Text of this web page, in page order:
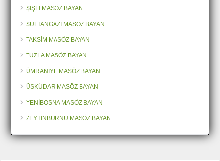
ŞİŞLİ MASÖZ BAYAN
SULTANGAZİ MASÖZ BAYAN
TAKSİM MASÖZ BAYAN
TUZLA MASÖZ BAYAN
ÜMRANİYE MASÖZ BAYAN
ÜSKÜDAR MASÖZ BAYAN
YENİBOSNA MASÖZ BAYAN
ZEYTİNBURNU MASÖZ BAYAN